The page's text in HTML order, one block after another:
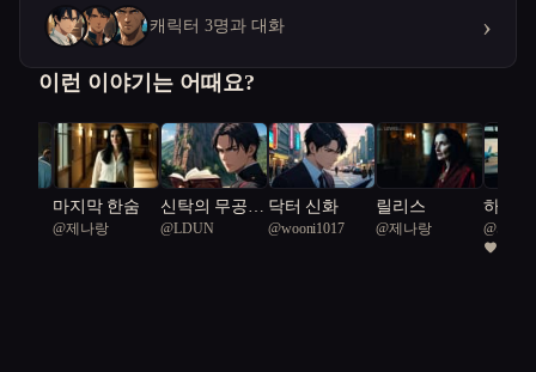
캐릭터 3명과 대화 ›
이런 이야기는 어때요?
마지막 한숨
@제나랑
신탁의 무공:
음모와 배신의
@LDUN
닥터 신화
@wooni1017
릴리스
@제나랑
하늘
하루
@서울
급시민